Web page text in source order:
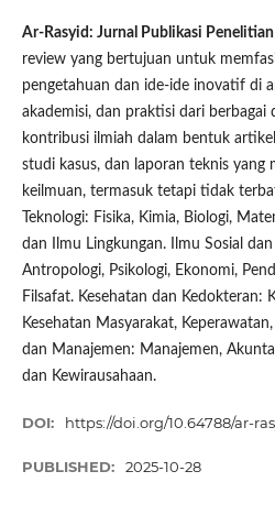
Ar-Rasyid: Jurnal Publikasi
review yang bertujuan untuk
pengetahuan dan ide-ide inovatif di
akademisi, dan praktisi dari berbagai
kontribusi ilmiah dalam bentuk
studi kasus, dan laporan teknis yang
keilmuan, termasuk tetapi tidak
Teknologi: Fisika, Kimia, Biologi,
dan Ilmu Lingkungan. Ilmu Sosial
Antropologi, Psikologi, Ekonomi,
Filsafat. Kesehatan dan Kedokteran:
Kesehatan Masyarakat,
dan Manajemen: Manajemen,
dan Kewirausahaan.
DOI: https://doi.org/10.64788/ar-
PUBLISHED: 2025-10-28